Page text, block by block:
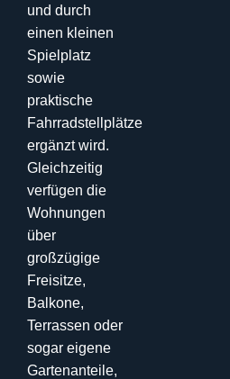
und durch
einen kleinen
Spielplatz
sowie
praktische
Fahrradstellplätze
ergänzt wird.
Gleichzeitig
verfügen die
Wohnungen
über
großzügige
Freisitze,
Balkone,
Terrassen oder
sogar eigene
Gartenanteile,